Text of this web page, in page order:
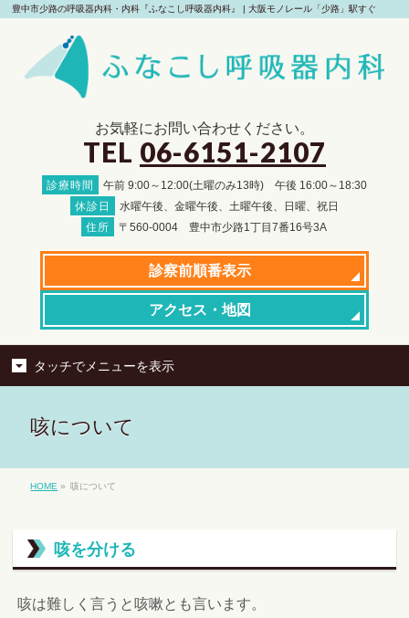
豊中市少路の呼吸器内科・内科『ふなこし呼吸器内科』 | 大阪モノレール「少路」駅すぐ
お気軽にお問い合わせください。
TEL 06-6151-2107
診療時間 午前 9:00～12:00(土曜のみ13時) 午後 16:00～18:30
休診日
水曜午後、金曜午後、土曜午後、日曜、祝日
住所
〒560-0004 豊中市少路1丁目7番16号3A
診察前順番表示
アクセス ・地図
タッチでメニューを表示
咳について
HOME » 咳について
咳を分ける
咳は難しく言うと咳嗽とも言います。